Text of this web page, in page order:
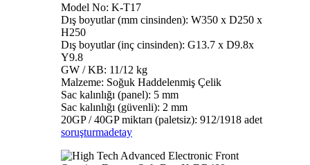
Model No: K-T17
Dış boyutlar (mm cinsinden): W350 x D250 x
H250
Dış boyutlar (inç cinsinden): G13.7 x D9.8x
Y9.8
GW / KB: 11/12 kg
Malzeme: Soğuk Haddelenmiş Çelik
Sac kalınlığı (panel): 5 mm
Sac kalınlığı (güvenli): 2 mm
20GP / 40GP miktarı (paletsiz): 912/1918 adet
soruşturmadetay